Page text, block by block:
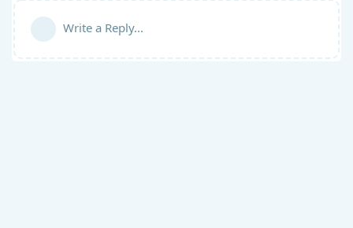
Write a Reply...